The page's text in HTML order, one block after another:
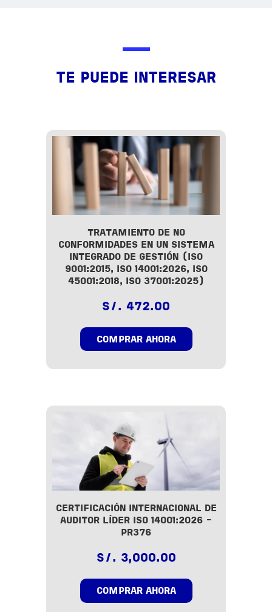
TE PUEDE INTERESAR
TRATAMIENTO DE NO
CONFORMIDADES EN UN SISTEMA
INTEGRADO DE GESTIÓN (ISO
9001:2015, ISO 14001:2026, ISO
45001:2018, ISO 37001:2025)
S/. 472.00
COMPRAR AHORA
CERTIFICACIÓN INTERNACIONAL DE
AUDITOR LÍDER ISO 14001:2026 -
PR376
S/. 3,000.00
COMPRAR AHORA